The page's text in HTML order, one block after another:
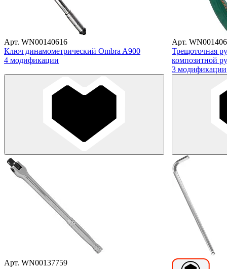
Арт. WN00140616
Ключ динамометрический Ombra A900
4 модификации
Арт.
Трещоточная
композитной
3 модификации
Арт. WN00137759